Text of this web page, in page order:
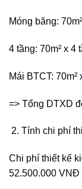
Móng băng:
4 tầng: 70m² x 4
Mái BTCT: 70m²
=> Tổng DTXD
Tính chi phí
Chi phí thiết kế
52.500.000 VNĐ